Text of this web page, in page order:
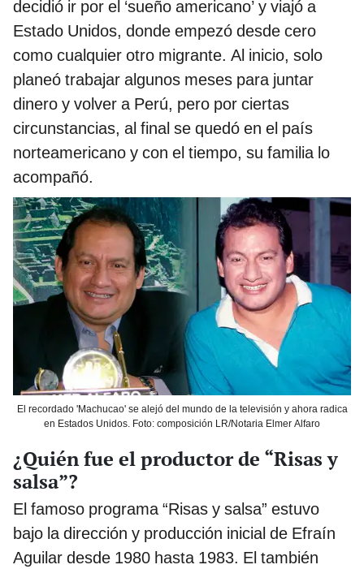
decidió ir por el ‘sueño americano’ y viajó a
Estado Unidos, donde empezó desde cero
como cualquier otro migrante. Al inicio, solo
planeó trabajar algunos meses para juntar
dinero y volver a Perú, pero por ciertas
circunstancias, al final se quedó en el país
norteamericano y con el tiempo, su familia lo
acompañó.
El recordado 'Machucao' se alejó del mundo de la televisión y ahora radica
en Estados Unidos. Foto: composición LR/Notaria Elmer Alfaro
¿Quién fue el productor de “Risas y
salsa”?
El famoso programa “Risas y salsa” estuvo
bajo la dirección y producción inicial de Efraín
Aguilar desde 1980 hasta 1983. El también